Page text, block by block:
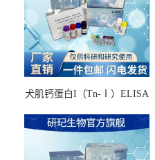
犬肌钙蛋白I（Tn-Ⅰ）ELISA